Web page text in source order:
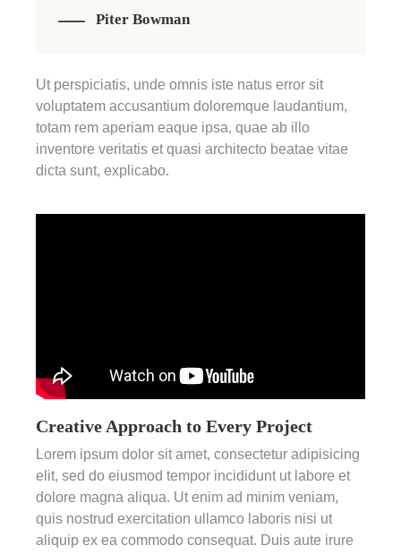
Piter Bowman
Ut perspiciatis, unde omnis iste natus error sit
voluptatem accusantium doloremque laudantium,
totam rem aperiam eaque ipsa, quae ab illo
inventore veritatis et quasi architecto beatae vitae
dicta sunt, explicabo.
Creative Approach to Every Project
Lorem ipsum dolor sit amet, consectetur adipisicing
elit, sed do eiusmod tempor incididunt ut labore et
dolore magna aliqua. Ut enim ad minim veniam,
quis nostrud exercitation ullamco laboris nisi ut
aliquip ex ea commodo consequat. Duis aute irure